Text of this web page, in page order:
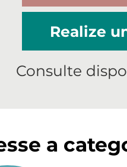
Realize
Consulte
a